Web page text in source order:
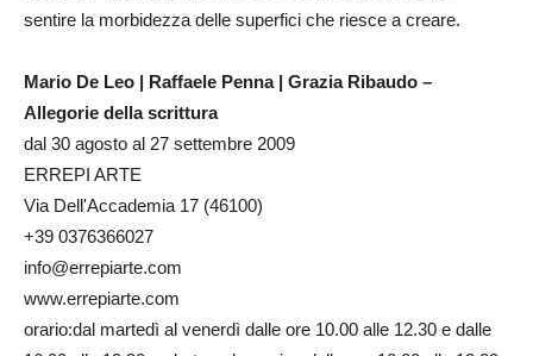
sentire la morbidezza delle superfici che riesce a creare.
Mario De Leo | Raffaele Penna | Grazia Ribaudo –
Allegorie della scrittura
dal 30 agosto al 27 settembre 2009
ERREPI ARTE
Via Dell'Accademia 17 (46100)
+39 0376366027
info@errepiarte.com
www.errepiarte.com
orario:dal martedì al venerdì dalle ore 10.00 alle 12.30 e dalle